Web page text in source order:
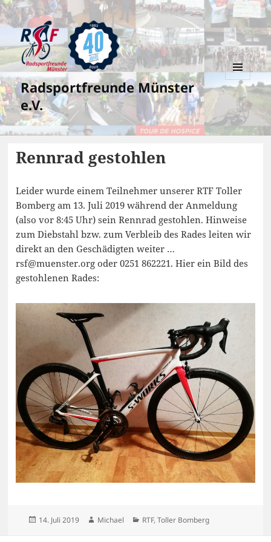
Radsportfreunde Münster
e.V.
MENÜ
UND
WIDGETS
Rennrad gestohlen
Leider wurde einem Teilnehmer unserer RTF Toller
Bomberg am 13. Juli 2019 während der Anmeldung
(also vor 8:45 Uhr) sein Rennrad gestohlen. Hinweise
zum Diebstahl bzw. zum Verbleib des Rades leiten wir
direkt an den Geschädigten weiter …
rsf@muenster.org oder 0251 862221. Hier ein Bild des
gestohlenen Rades:
Veröffentlicht
14. Juli 2019 Autor
Michael Kategorien
RTF, Toller Bomberg